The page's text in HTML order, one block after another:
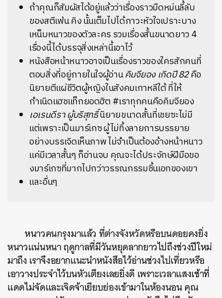
ถ้าคุณก็สัมผัสได้อยู่แล้วว่าเรื่องราวมืดหม่นลี้ลับ
ของสตีเฟ่น คิง นั้นเต็มไปได้ภาวะหัวใจเปราะบาง
เหน็บหนาวของตัวละคร รวมเรื่องสั้นขนาดยาว 4
เรื่องนี้ได้บรรจุสิ่งเหล่านี้เอาไว้
หนังสือหน้าหนาวอาจเป็นเรื่องราวของใครสักคนที่
ตอบสิ่งที่อยู่ภายในใจผู้อ่านคิมจียอง เกิดปี 82คือ
นิยายตีแผ่ชีวิตผู้หญิงในสังคมเกาหลีใต้ ที่ให้
กำเนิดแฮชแท็กยอดฮิต #เราทุกคนคือคิมจียอง
เอเรนดีรา ผู้บริสุทธิ์นิยายขนาดสั้นที่เชยซะไม่มี
แต่เพราะเป็นมาร์เกซ ผู้ไม่ทิ้งลายการบรรยาย
อย่างบรรเจิดเห็นภาพ ไม่จำเป็นต้องอ้างหน้าหนาว
แค่มีเวลาสั้นๆ ก็อ่านจบ คุณจะได้ประจักษ์ฝีมือขอ
งมาร์เกซที่มากไปกว่าวรรณกรรมชิ้นเอกของเขา
และอื่นๆ
หนาวคนกรุงมาแล้ว ที่ต่างจังหวัดหรือบนดอยคงยิ่ง
หนาวแน่นหนา ฤดูกาลที่มีวันหยุดลากยาวไปถึงช่วงปีใหม่
มาถึง เราจึงอยากแนะนำหนังสือไว้อ่านช่วงไปเที่ยวหรือ
เอาวางประจำไว้บนหัวเตียงเลยยิ่งดี เพราะเวลาแสงเช้าที่
แดดไม่จัดและเจิดจ้าเยียบย่องเข้ามาในห้องนอน คุณ